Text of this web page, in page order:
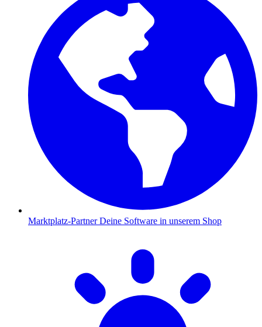
Marktplatz-Partner Deine Software in unserem Shop